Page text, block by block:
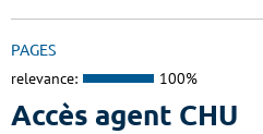
PAGES
relevance: 100%
Accès agent CHU